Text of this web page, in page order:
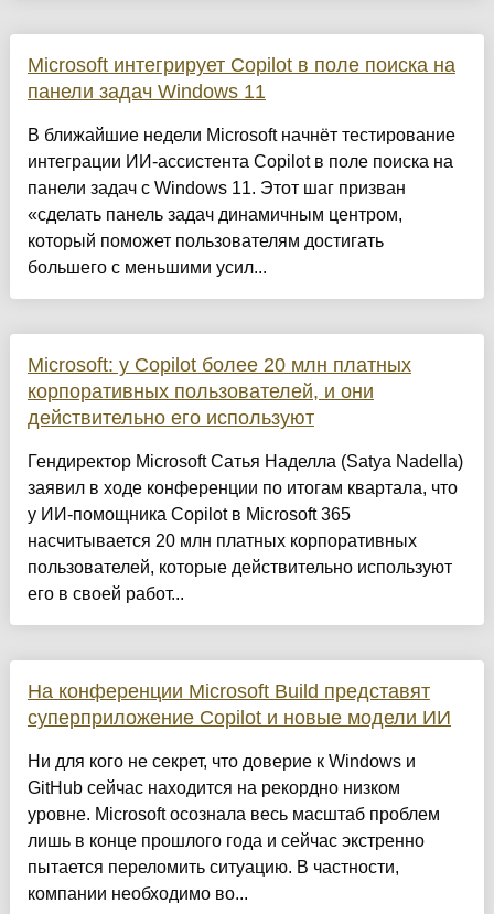
Microsoft интегрирует Copilot в поле поиска на
панели задач Windows 11
В ближайшие недели Microsoft начнёт тестирование
интеграции ИИ-ассистента Copilot в поле поиска на
панели задач с Windows 11. Этот шаг призван
«сделать панель задач динамичным центром,
который поможет пользователям достигать
большего с меньшими усил...
Microsoft: у Copilot более 20 млн платных
корпоративных пользователей, и они
действительно его используют
Гендиректор Microsoft Сатья Наделла (Satya Nadella)
заявил в ходе конференции по итогам квартала, что
у ИИ-помощника Copilot в Microsoft 365
насчитывается 20 млн платных корпоративных
пользователей, которые действительно используют
его в своей работ...
На конференции Microsoft Build представят
суперприложение Copilot и новые модели ИИ
Ни для кого не секрет, что доверие к Windows и
GitHub сейчас находится на рекордно низком
уровне. Microsoft осознала весь масштаб проблем
лишь в конце прошлого года и сейчас экстренно
пытается переломить ситуацию. В частности,
компании необходимо во...